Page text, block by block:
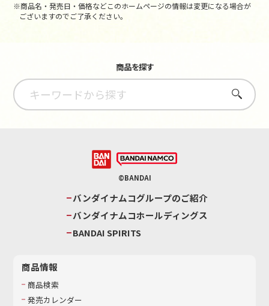
※商品名・発売日・価格などこのホームページの情報は変更になる場合が
ございますのでご了承ください。
商品を探す
さがす
©BANDAI
バンダイナムコグループのご紹介
バンダイナムコホールディングス
BANDAI SPIRITS
商品情報
商品検索
発売カレンダー